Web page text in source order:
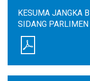
KESUMA JANGKA
SIDANG